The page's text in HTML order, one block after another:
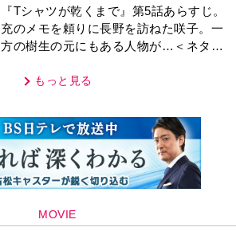
『Tシャツが乾くまで』第5話あらすじ。
充のメモを頼りに長野を訪ねた咲子。一
方の樹生の元にもある人物が…＜ネタバ
もっと見る
MOVIE